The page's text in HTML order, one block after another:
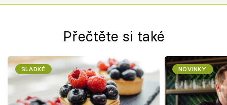
Přečtěte si také
SLADKÉ NOVINKY